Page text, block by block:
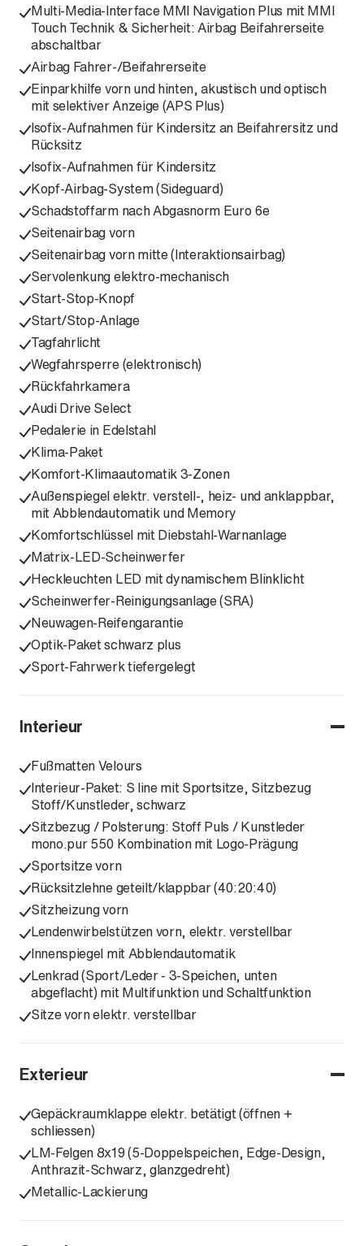
Multi-Media-Interface MMI Navigation Plus mit MMI
Touch Technik & Sicherheit: Airbag Beifahrerseite
abschaltbar
Airbag Fahrer-/Beifahrerseite
Einparkhilfe vorn und hinten, akustisch und optisch
mit selektiver Anzeige (APS Plus)
Isofix-Aufnahmen für Kindersitz an Beifahrersitz und
Rücksitz
Isofix-Aufnahmen für Kindersitz
Kopf-Airbag-System (Sideguard)
Schadstoffarm nach Abgasnorm Euro 6e
Seitenairbag vorn
Seitenairbag vorn mitte (Interaktionsairbag)
Servolenkung elektro-mechanisch
Start-Stop-Knopf
Start/Stop-Anlage
Tagfahrlicht
Wegfahrsperre (elektronisch)
Rückfahrkamera
Audi Drive Select
Pedalerie in Edelstahl
Klima-Paket
Komfort-Klimaautomatik 3-Zonen
Außenspiegel elektr. verstell-, heiz- und anklappbar,
mit Abblendautomatik und Memory
Komfortschlüssel mit Diebstahl-Warnanlage
Matrix-LED-Scheinwerfer
Heckleuchten LED mit dynamischem Blinklicht
Scheinwerfer-Reinigungsanlage (SRA)
Neuwagen-Reifengarantie
Optik-Paket schwarz plus
Sport-Fahrwerk tiefergelegt
Interieur
Fußmatten Velours
Interieur-Paket: S line mit Sportsitze, Sitzbezug
Stoff/Kunstleder, schwarz
Sitzbezug / Polsterung: Stoff Puls / Kunstleder
mono.pur 550 Kombination mit Logo-Prägung
Sportsitze vorn
Rücksitzlehne geteilt/klappbar (40:20:40)
Sitzheizung vorn
Lendenwirbelstützen vorn, elektr. verstellbar
Innenspiegel mit Abblendautomatik
Lenkrad (Sport/Leder - 3-Speichen, unten
abgeflacht) mit Multifunktion und Schaltfunktion
Sitze vorn elektr. verstellbar
Exterieur
Gepäckraumklappe elektr. betätigt (öffnen +
schliessen)
LM-Felgen 8x19 (5-Doppelspeichen, Edge-Design,
Anthrazit-Schwarz, glanzgedreht)
Metallic-Lackierung